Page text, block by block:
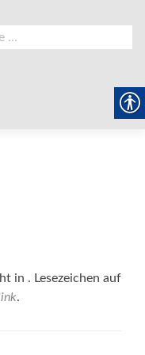
in . Lesezeichen auf
.